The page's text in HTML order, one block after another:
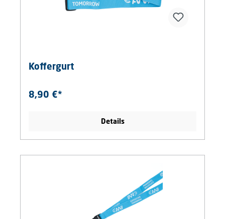
Koffergurt
8,90 €*
Details